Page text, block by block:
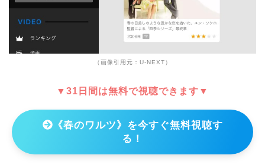
（画像引用元：U-NEXT）
▼31日間は無料で視聴できます▼
《春のワルツ》を今すぐ無料視聴す
る！